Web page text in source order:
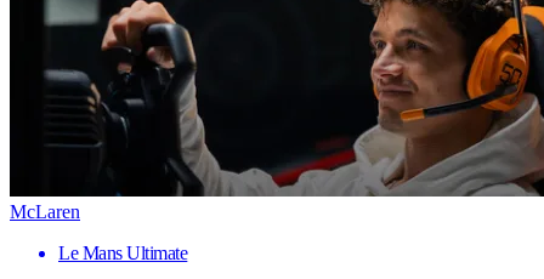
McLaren
Le Mans Ultimate